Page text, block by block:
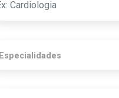
Especialidades